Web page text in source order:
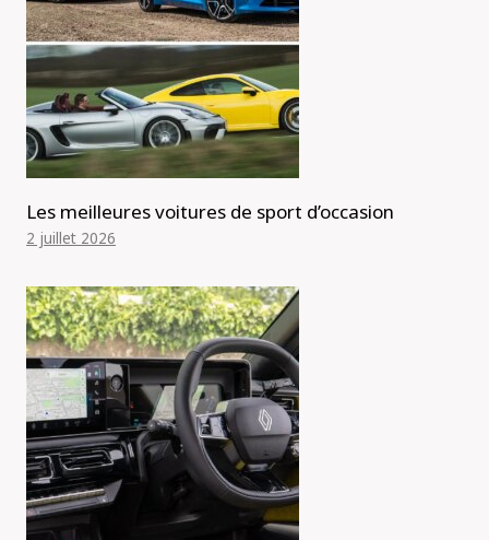
Les meilleures voitures de sport d’occasion
2 juillet 2026